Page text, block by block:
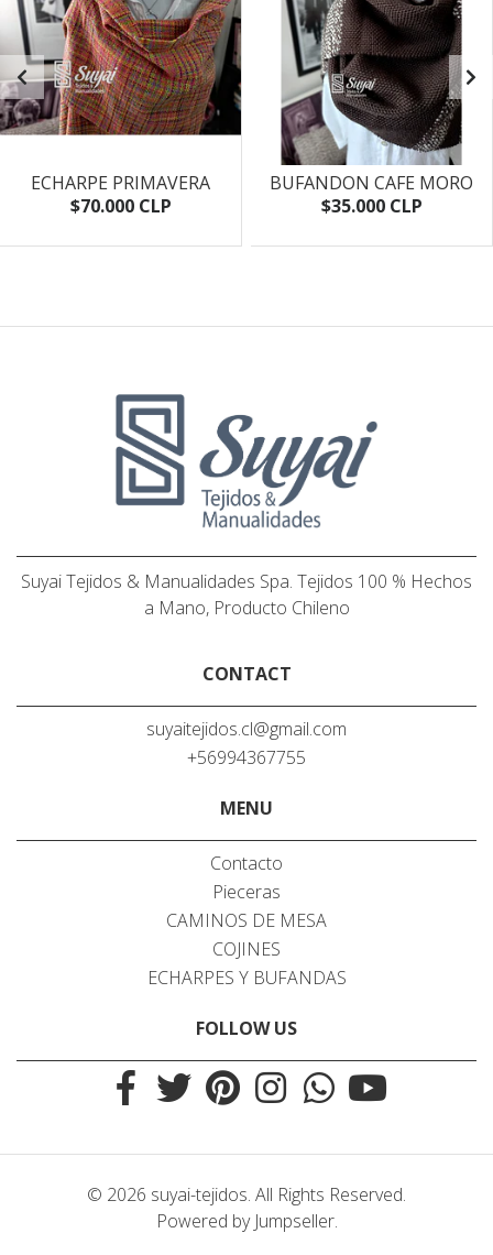
ECHARPE PRIMAVERA
$70.000 CLP
BUFANDON CAFE MORO
$35.000 CLP
Suyai Tejidos & Manualidades Spa. Tejidos 100 % Hechos
a Mano, Producto Chileno
CONTACT
suyaitejidos.cl@gmail.com
+56994367755
MENU
Contacto
Pieceras
CAMINOS DE MESA
COJINES
ECHARPES Y BUFANDAS
FOLLOW US
© 2026 suyai-tejidos. All Rights Reserved.
Powered by Jumpseller.